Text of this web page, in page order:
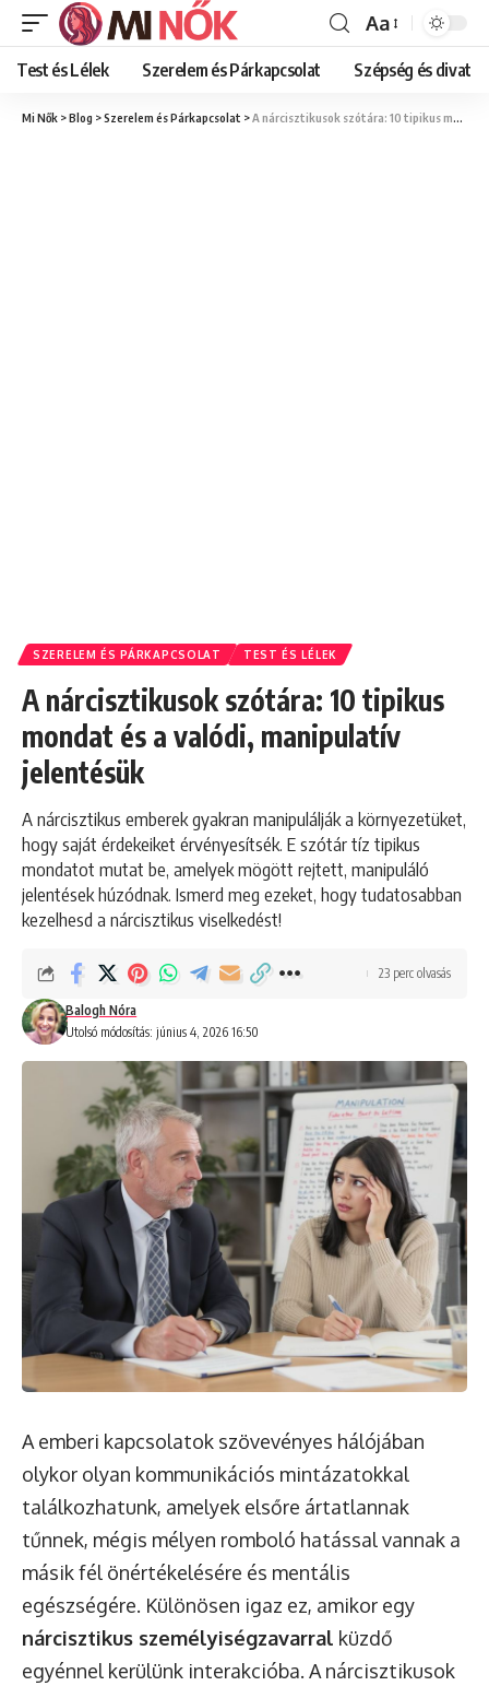
Font
Resizer
Aa
Test és Lélek Szerelem és Párkapcsolat Szépség és divat
Mi Nők >Blog >Szerelem és Párkapcsolat >A nárcisztikusok szótára: 10 tipikus mondat és a valódi, manipulatív jelentésük
SZERELEM ÉS PÁRKAPCSOLAT TEST ÉS LÉLEK
A nárcisztikusok szótára: 10 tipikus
mondat és a valódi, manipulatív
jelentésük
A nárcisztikus emberek gyakran manipulálják a környezetüket,
hogy saját érdekeiket érvényesítsék. E szótár tíz tipikus
mondatot mutat be, amelyek mögött rejtett, manipuláló
jelentések húzódnak. Ismerd meg ezeket, hogy tudatosabban
kezelhesd a nárcisztikus viselkedést!
Utolsó módosítás: június 4, 2026 16:50
Balogh Nóra
23 perc olvasás
A emberi kapcsolatok szövevényes hálójában
olykor olyan kommunikációs mintázatokkal
találkozhatunk, amelyek elsőre ártatlannak
tűnnek, mégis mélyen romboló hatással vannak a
másik fél önértékelésére és mentális
egészségére. Különösen igaz ez, amikor egy
nárcisztikus személyiségzavarral küzdő
egyénnel kerülünk interakcióba. A nárcisztikusok